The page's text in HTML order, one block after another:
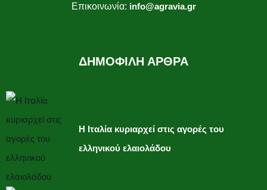
Επικοινωνία: info@agravia.gr
ΔΗΜΟΦΙΛΗ ΑΡΘΡΑ
Η Ιταλία κυριαρχεί στις αγορές του
ελληνικού ελαιολάδου